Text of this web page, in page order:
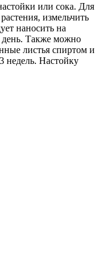
или сока. Для
измельчить
наносить на
день. Также можно
листья спиртом и
недель. Настойку